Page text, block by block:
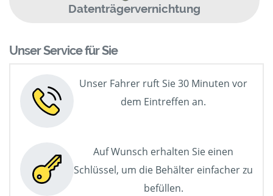
Datenträgervernichtung
Unser Service für Sie
Unser Fahrer ruft Sie 30 Minuten vor
dem Eintreffen an.
Auf Wunsch erhalten Sie einen
Schlüssel, um die Behälter einfacher zu
befüllen.